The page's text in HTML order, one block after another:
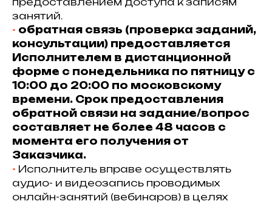
занятий.
•⁠ обратная связь (проверка заданий,
консультации) предоставляется
Исполнителем в дистанционной
форме с понедельника по пятницу с
10:00 до 20:00 по московскому
времени. Срок предоставления
обратной связи на задание/вопрос
составляет не более 48 часов с
момента его получения от
Заказчика.
•⁠ Исполнитель вправе осуществлять
аудио- и видеозапись проводимых
онлайн-занятий (вебинаров) в целях